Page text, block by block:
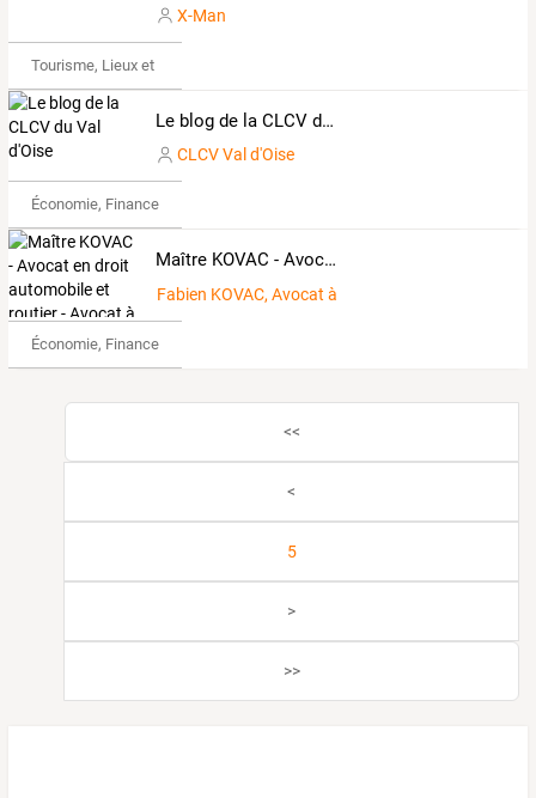
X-Man
Tourisme, Lieux et Événements
Le blog de la CLCV du Val d'Oise
CLCV Val d'Oise
Économie, Finance & Droit
Maître KOVAC - Avocat en droit automobile et routier - Avocat à Dijon - Avocat Dijon Auxerre Excès de vitesse Permis annulé contravention alcool au volant 48 SI
Fabien KOVAC, Avocat à Dijon en droit automobile
Économie, Finance & Droit
<<
<
5
>
>>